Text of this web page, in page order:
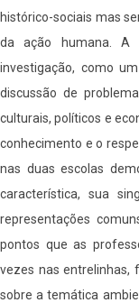
e
urbanas
histórico-sociais mas
da ação humana. A
investigação, como
discussão de
culturais, políticos e
conhecimento e o
nas duas escolas
característica, sua
representações
pontos que as
vezes nas entrelinhas,
sobre a temática